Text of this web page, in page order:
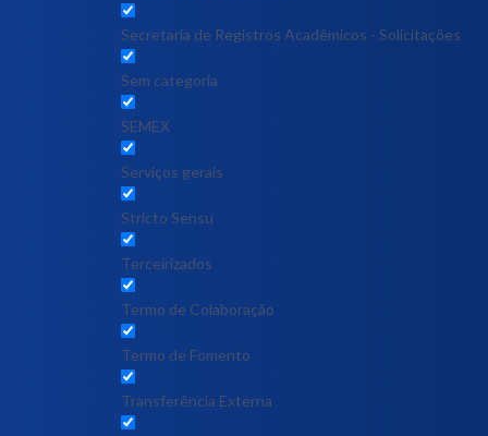
Secretaria de Registros Acadêmicos - Solicitações
Sem categoria
SEMEX
Serviços gerais
Stricto Sensu
Terceirizados
Termo de Colaboração
Termo de Fomento
Transferência Externa